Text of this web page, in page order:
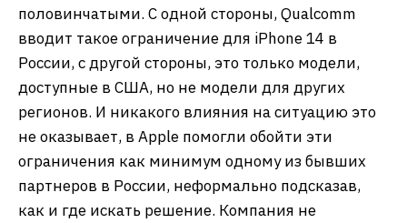
половинчатыми. С одной стороны, Qualcomm
вводит такое ограничение для iPhone 14 в
России, с другой стороны, это только модели,
доступные в США, но не модели для других
регионов. И никакого влияния на ситуацию это
не оказывает, в Apple помогли обойти эти
ограничения как минимум одному из бывших
партнеров в России, неформально подсказав,
как и где искать решение. Компания не